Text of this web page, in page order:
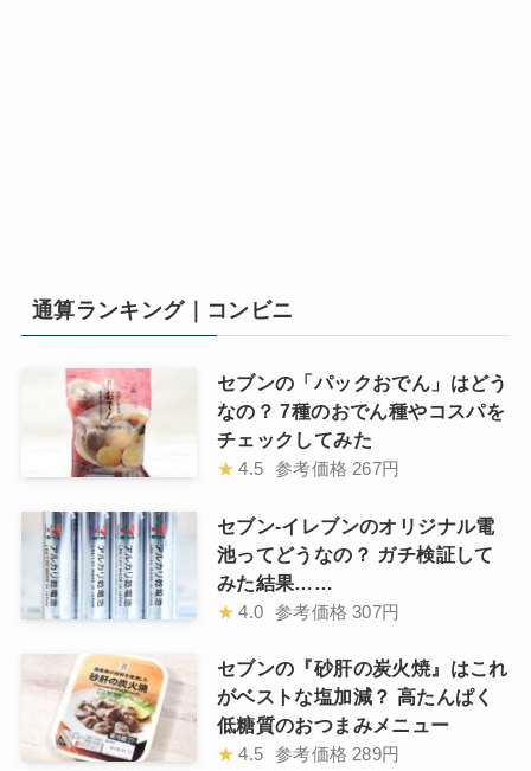
通算ランキング｜コンビニ
セブンの「パックおでん」はどう
なの？ 7種のおでん種やコスパを
チェックしてみた
★ 4.5 参考価格 267円
セブン-イレブンのオリジナル電
池ってどうなの？ ガチ検証して
みた結果……
★ 4.0 参考価格 307円
セブンの『砂肝の炭火焼』はこれ
がベストな塩加減？ 高たんぱく
低糖質のおつまみメニュー
★ 4.5 参考価格 289円